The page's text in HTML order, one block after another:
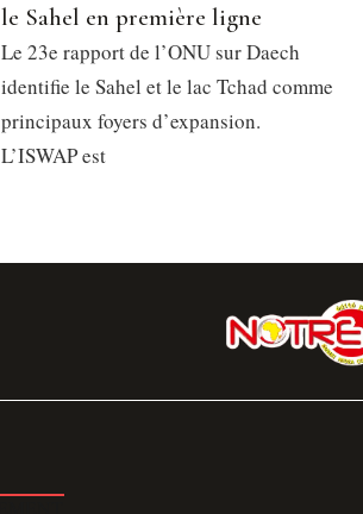
le Sahel en première ligne
Le 23e rapport de l’ONU sur Daech
identifie le Sahel et le lac Tchad comme
principaux foyers d’expansion.
L’ISWAP est